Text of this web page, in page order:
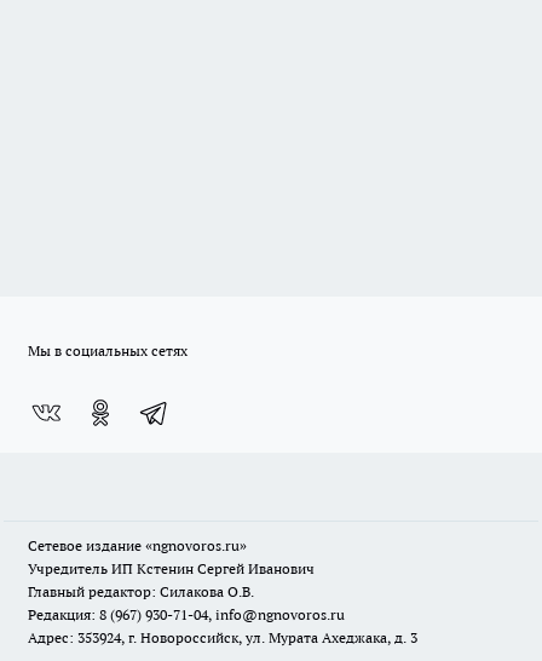
Мы в социальных сетях
Сетевое издание «ngnovoros.ru»
Учредитель ИП Кстенин Сергей Иванович
Главный редактор: Силакова О.В.
Редакция: 8 (967) 930-71-04, info@ngnovoros.ru
Адрес: 353924, г. Новороссийск, ул. Мурата Ахеджака, д. 3